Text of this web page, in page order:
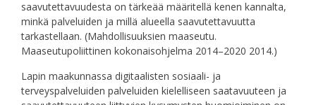
saavutettavuudesta on tärkeää määritellä kenen kannalta,
minkä palveluiden ja millä alueella saavutettavuutta
tarkastellaan. (Mahdollisuuksien maaseutu.
Maaseutupoliittinen kokonaisohjelma 2014–2020 2014.)
Lapin maakunnassa digitaalisten sosiaali- ja
terveyspalveluiden palveluiden kielelliseen saatavuuteen ja